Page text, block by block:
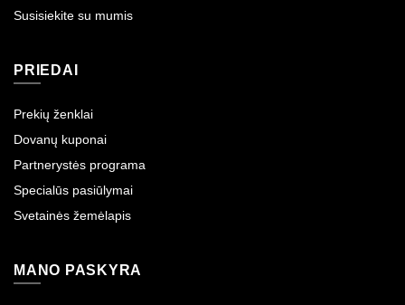
Susisiekite su mumis
PRIEDAI
Prekių ženklai
Dovanų kuponai
Partnerystės programa
Specialūs pasiūlymai
Svetainės žemėlapis
MANO PASKYRA